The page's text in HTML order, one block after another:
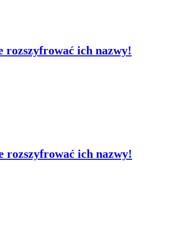
rozszyfrować ich nazwy!
rozszyfrować ich nazwy!